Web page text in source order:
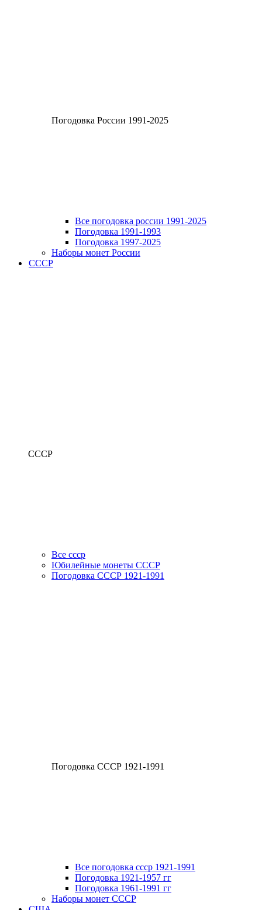
Погодовка России 1991-2025
Все погодовка россии 1991-2025
Погодовка 1991-1993
Погодовка 1997-2025
Наборы монет России
СССР
СССР
Все ссср
Юбилейные монеты СССР
Погодовка СССР 1921-1991
Погодовка СССР 1921-1991
Все погодовка ссср 1921-1991
Погодовка 1921-1957 гг
Погодовка 1961-1991 гг
Наборы монет СССР